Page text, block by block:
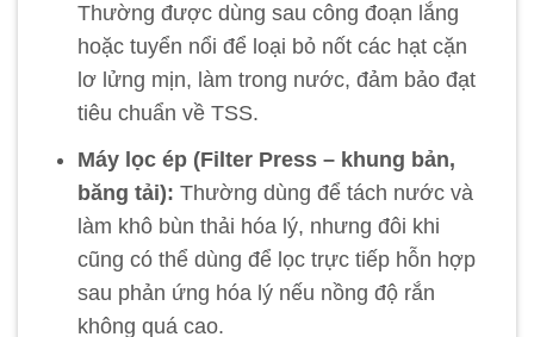
Thường được dùng sau công đoạn lắng
hoặc tuyển nổi để loại bỏ nốt các hạt cặn
lơ lửng mịn, làm trong nước, đảm bảo đạt
tiêu chuẩn về TSS.
Máy lọc ép (Filter Press – khung bản,
băng tải): Thường dùng để tách nước và
làm khô bùn thải hóa lý, nhưng đôi khi
cũng có thể dùng để lọc trực tiếp hỗn hợp
sau phản ứng hóa lý nếu nồng độ rắn
không quá cao.